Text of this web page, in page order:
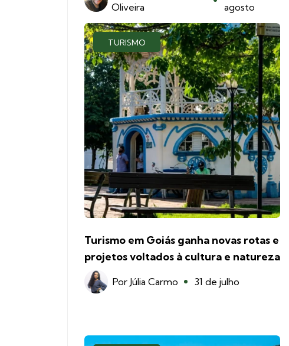
Oliveira
agosto
TURISMO
Turismo em Goiás ganha novas rotas e
projetos voltados à cultura e natureza
Por Júlia Carmo 31 de julho